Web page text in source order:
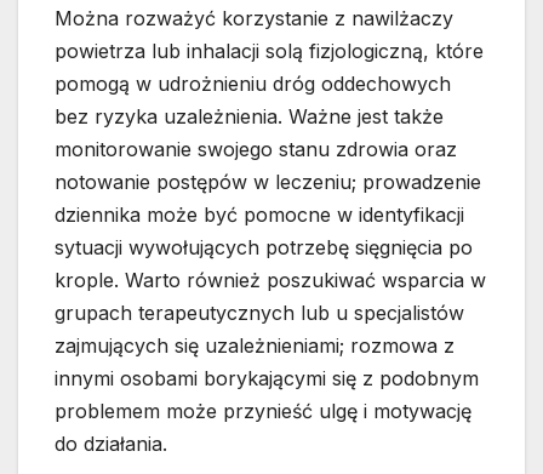
Można rozważyć korzystanie z nawilżaczy
powietrza lub inhalacji solą fizjologiczną, które
pomogą w udrożnieniu dróg oddechowych
bez ryzyka uzależnienia. Ważne jest także
monitorowanie swojego stanu zdrowia oraz
notowanie postępów w leczeniu; prowadzenie
dziennika może być pomocne w identyfikacji
sytuacji wywołujących potrzebę sięgnięcia po
krople. Warto również poszukiwać wsparcia w
grupach terapeutycznych lub u specjalistów
zajmujących się uzależnieniami; rozmowa z
innymi osobami borykającymi się z podobnym
problemem może przynieść ulgę i motywację
do działania.